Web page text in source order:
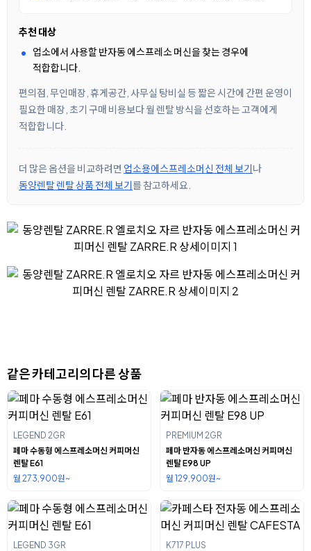
추천 대상
업소에서 사용할 반자동 에스프레소 머신을 찾는 경우에
적합합니다.
편의점, 무인매장, 휴게공간, 사무실 탕비실 등 짧은 시간에 간편 운영이
필요한 매장, 초기 구매 비용보다 월 렌탈 방식을 선호하는 고객에게
적합합니다.
더 많은 옵션을 비교하려면 업소용에스프레소머신 전체 보기나
동양렌탈 렌탈 상품 전체 보기를 참고하세요.
같은 카테고리의 다른 상품
LEGEND 2GR
페마 수동형 에스프레소머신 커피머신
렌탈 E61
월 273,900원~
PREMIUM 2GR
페마 반자동 에스프레소머신 커피머신
렌탈 E98 UP
월 129,900원~
LEGEND 3GR
K717 PLUS